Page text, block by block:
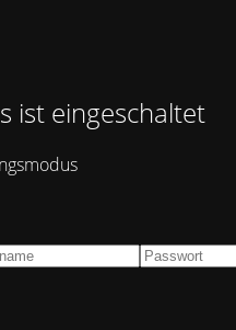
ist eingeschaltet